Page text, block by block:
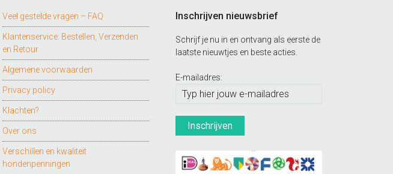
Veel gestelde vragen – FAQ
Klantenservice: Bestellen, Verzenden
en Retour
Algemene voorwaarden
Privacy policy
Klachten?
Over ons
Verschillen en kwaliteit
hondenpenningen
Inschrijven nieuwsbrief
Schrijf je nu in en ontvang als eerste de
laatste nieuwtjes en beste acties.
E-mailadres: